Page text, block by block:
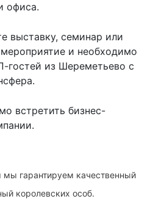
офиса.
выставку, семинар или
и необходимо
гостей из Шереметьево с
встретить бизнес-
мы гарантируем качественный
королевских особ.